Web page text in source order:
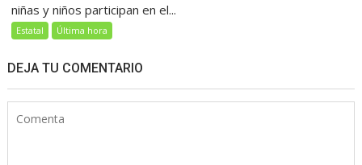
niñas y niños participan en el...
Estatal Última hora
DEJA TU COMENTARIO